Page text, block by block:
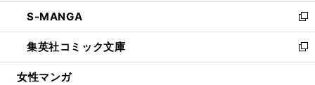
く
で
開
く
ン
ド
ウ
で
開
ウ
ィ
ン
ド
ウ
し
い
ウ
ィ
ン
S-MANGA
新
し
い
ウ
集英社コミック文庫
新
し
女性マンガ